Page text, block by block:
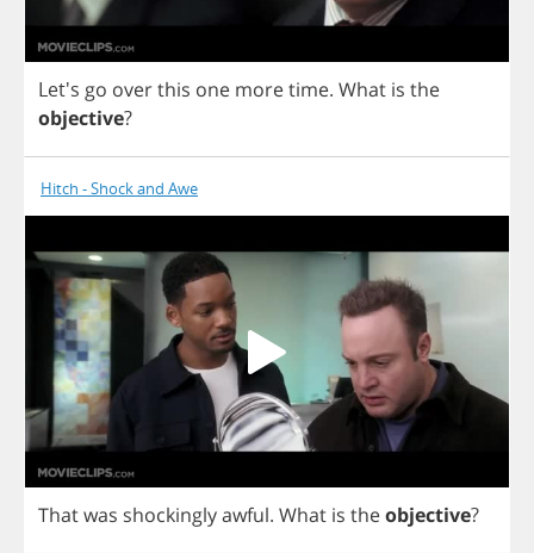
Let's go overthis one moretime. What is the
objective?
Hitch - Shock and Awe
Thatwas shockinglyawful. What is theobjective?